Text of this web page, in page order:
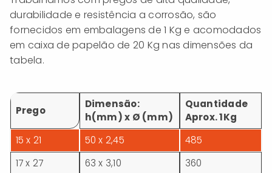
durabilidade e resistência a corrosão, são
fornecidos em embalagens de 1 Kg e acomodados
em caixa de papelão de 20 Kg nas dimensões da
tabela.
Prego
Dimensão:
h(mm) x Ø (mm)
Quantidade
Aprox. 1Kg
15 x 21
50 x 2,45
485
17 x 27
63 x 3,10
360